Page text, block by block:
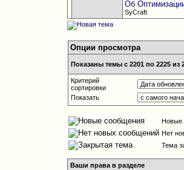
Об
SyCraft
Опции просмотра
Показаны темы с 2201 по 2225 из
Критерий
сортировки
Показать
Новые
Нет
Тема
Ваши права в разделе